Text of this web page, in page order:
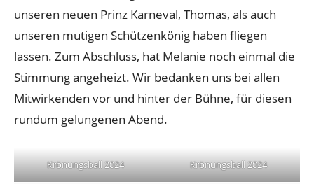
unseren neuen Prinz Karneval, Thomas, als auch
unseren mutigen Schützenkönig haben fliegen
lassen. Zum Abschluss, hat Melanie noch einmal die
Stimmung angeheizt. Wir bedanken uns bei allen
Mitwirkenden vor und hinter der Bühne, für diesen
rundum gelungenen Abend.
Krönungsball 2024 Krönungsball 2024